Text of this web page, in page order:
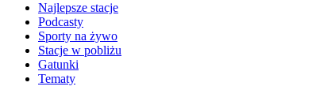
Najlepsze stacje
Podcasty
Sporty na żywo
Stacje w pobliżu
Gatunki
Tematy